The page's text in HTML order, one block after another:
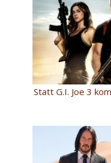
Statt G.I. Joe 3